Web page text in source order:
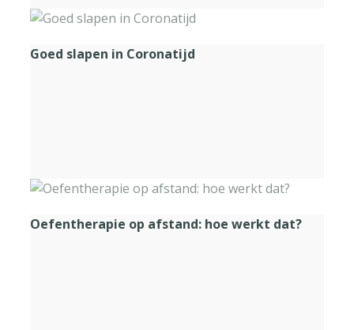
Goed slapen in Coronatijd
Oefentherapie op afstand: hoe werkt dat?